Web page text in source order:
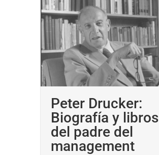
Peter Drucker:
Biografía y libros
del padre del
management